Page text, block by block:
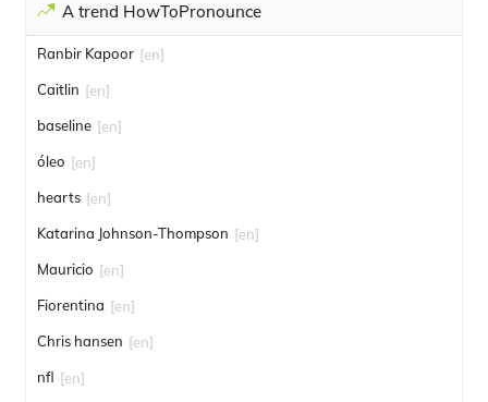
A trend HowToPronounce
Ranbir Kapoor [en]
Caitlin [en]
baseline [en]
óleo [en]
hearts [en]
Katarina Johnson-Thompson [en]
Mauricio [en]
Fiorentina [en]
Chris hansen [en]
nfl [en]